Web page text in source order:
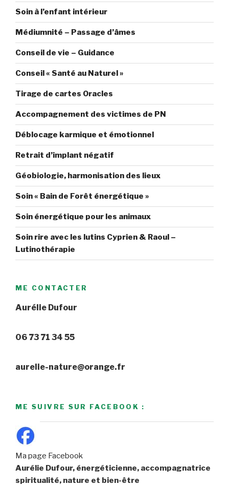
Soin à l’enfant intérieur
Médiumnité – Passage d’âmes
Conseil de vie – Guidance
Conseil « Santé au Naturel »
Tirage de cartes Oracles
Accompagnement des victimes de PN
Déblocage karmique et émotionnel
Retrait d’implant négatif
Géobiologie, harmonisation des lieux
Soin « Bain de Forêt énergétique »
Soin énergétique pour les animaux
Soin rire avec les lutins Cyprien & Raoul –
Lutinothérapie
ME CONTACTER
Aurélie Dufour
06 73 71 34 55
aurelie-nature@orange.fr
ME SUIVRE SUR FACEBOOK :
Ma page Facebook
Aurélie Dufour, énergéticienne, accompagnatrice
spiritualité, nature et bien-être